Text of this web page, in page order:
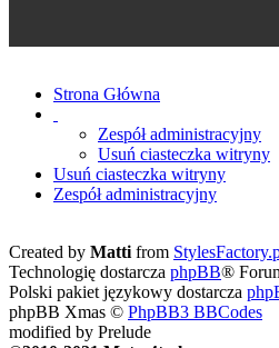
Strona Główna
Zespół administracyjny
Usuń ciasteczka witryny
Usuń ciasteczka witryny
Zespół administracyjny
Created by Matti from
Technologię dostarcza phpBB®
Polski pakiet językowy dostarcza
phpBB Xmas © PhpBB3 BBCodes
modified by Prelude